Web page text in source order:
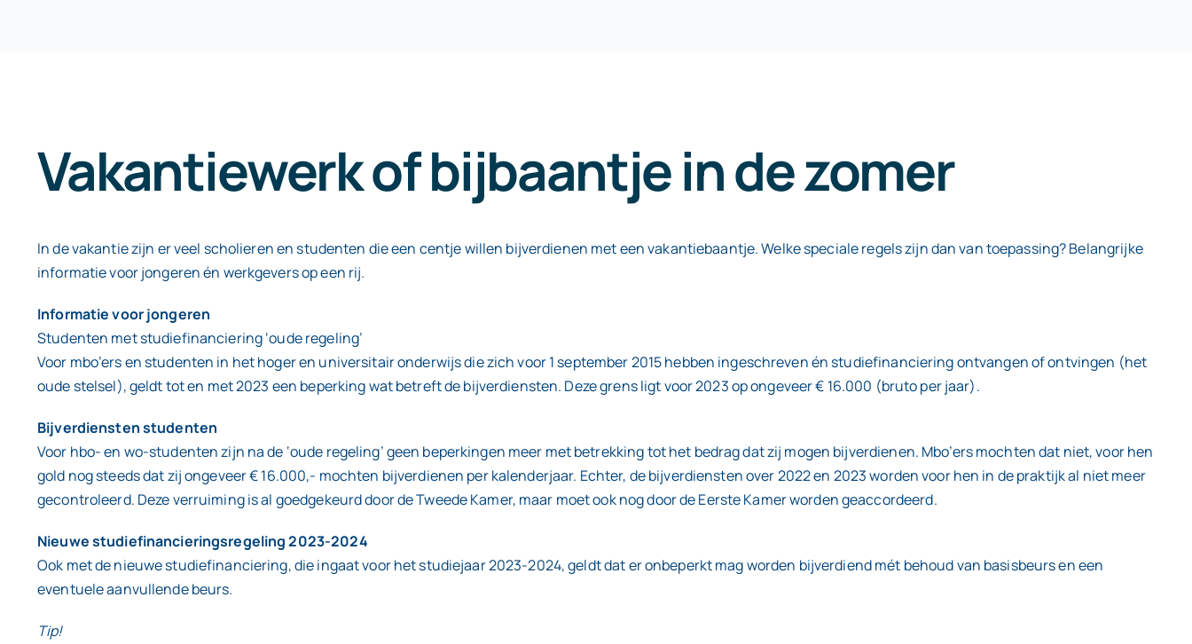
Vakantiewerk of bijbaantje in de zomer
In de vakantie zijn er veel scholieren en studenten die een centje willen bijverdienen met een vakantiebaantje. Welke speciale regels zijn dan van toepassing? Belangrijke
informatie voor jongeren én werkgevers op een rij.
Informatie voor jongeren
Studenten met studiefinanciering ‘oude regeling’
Voor mbo’ers en studenten in het hoger en universitair onderwijs die zich voor 1 september 2015 hebben ingeschreven én studiefinanciering ontvangen of ontvingen (het
oude stelsel), geldt tot en met 2023 een beperking wat betreft de bijverdiensten. Deze grens ligt voor 2023 op ongeveer € 16.000 (bruto per jaar).
Bijverdiensten studenten
Voor hbo- en wo-studenten zijn na de ‘oude regeling’ geen beperkingen meer met betrekking tot het bedrag dat zij mogen bijverdienen. Mbo’ers mochten dat niet, voor hen
gold nog steeds dat zij ongeveer € 16.000,- mochten bijverdienen per kalenderjaar. Echter, de bijverdiensten over 2022 en 2023 worden voor hen in de praktijk al niet meer
gecontroleerd. Deze verruiming is al goedgekeurd door de Tweede Kamer, maar moet ook nog door de Eerste Kamer worden geaccordeerd.
Nieuwe studiefinancieringsregeling 2023-2024
Ook met de nieuwe studiefinanciering, die ingaat voor het studiejaar 2023-2024, geldt dat er onbeperkt mag worden bijverdiend mét behoud van basisbeurs en een
eventuele aanvullende beurs.
Tip!